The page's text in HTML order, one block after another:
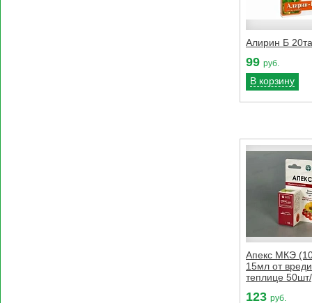
Алирин Б
99 руб.
В корзину
Апекс МКЭ
15мл от
теплице
123 руб.